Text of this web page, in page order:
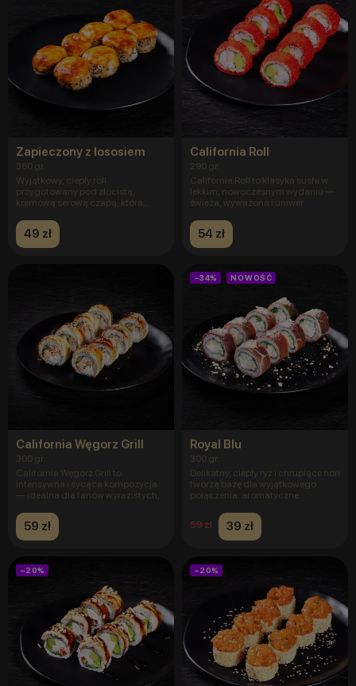
Zapieczony z łososiem
360 gr.
Wyjątkowy, ciepły roll
przygotowany pod złocistą,
kremową serową czapą, która
49 zł
California Roll
290 gr.
California Roll to klasyka sushi w
lekkim, nowoczesnym wydaniu —
świeża, wyważona i uniwer
54 zł
California Węgorz Grill
300 gr.
California Węgorz Grill to
intensywna i sycąca kompozycja
— idealna dla fanów wyrazistych,
59 zł
−34% NOWOŚĆ
Royal Blu
300 gr.
Delikatny, ciepły ryż i chrupiące nori
tworzą bazę dla wyjątkowego
połączenia: aromatyczne
59 zł 39 zł
−20% −20%